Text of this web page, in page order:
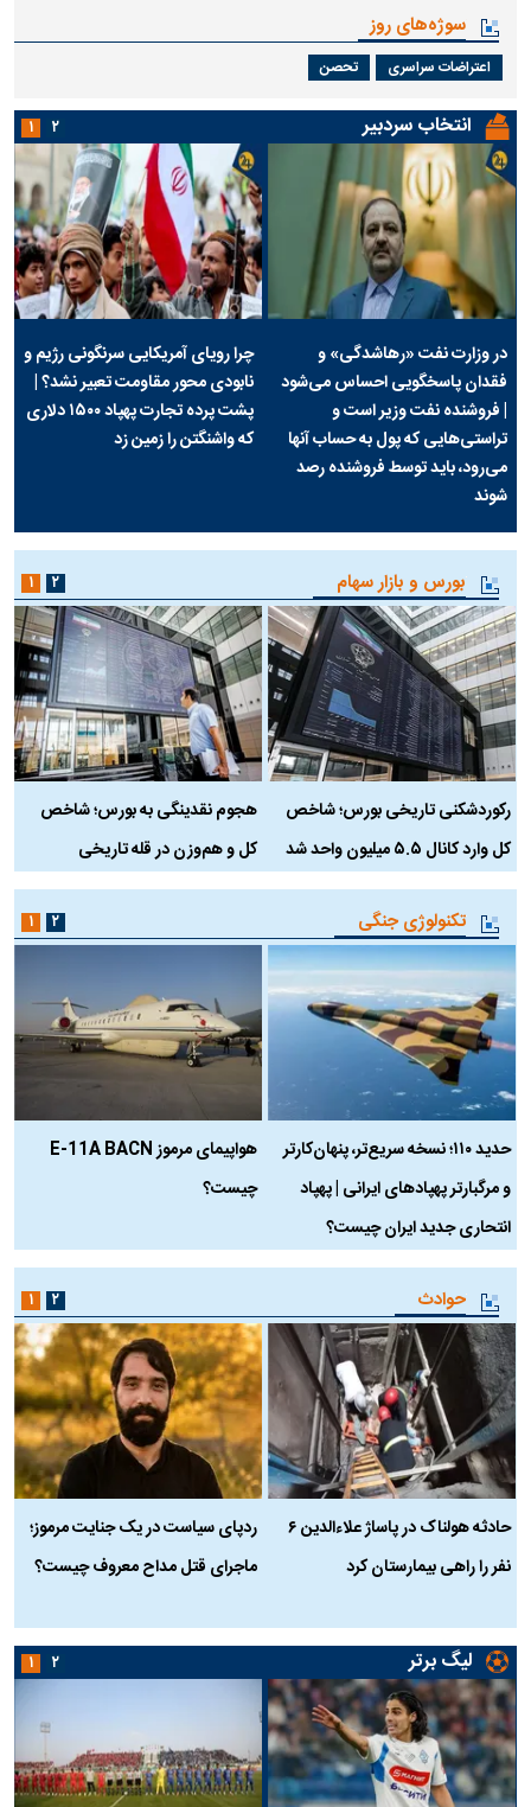
سوژه‌های روز
اعتراضات سراسری تحصن
انتخاب سردبیر
در وزارت نفت «رهاشدگی» و
فقدان پاسخگویی احساس می‌شود
| فروشنده نفت وزیر است و
تراستی‌هایی که پول به حساب آنها
می‌رود، باید توسط فروشنده رصد
شوند
چرا رویای آمریکایی سرنگونی رژیم و
نابودی محور مقاومت تعبیر نشد؟ |
پشت پرده تجارت پهپاد‌ ۱۵۰۰ دلاری
که واشنگتن را زمین زد
۱ ۲
بورس و بازار سهام
رکوردشکنی تاریخی بورس؛ شاخص
کل وارد کانال ۵.۵ میلیون واحد شد
هجوم نقدینگی به بورس؛ شاخص
کل و هم‌وزن در قله تاریخی
۱ ۲
تکنولوژی جنگی
حدید ۱۱۰؛ نسخه سریع‌تر، پنهان‌کارتر
و مرگبارتر پهپادهای ایرانی | پهپاد
انتحاری جدید ایران چیست؟
هواپیمای مرموز E-11A BACN
چیست؟
۱ ۲
حوادث
حادثه هولناک در پاساژ علاءالدین ۶
نفر را راهی بیمارستان کرد
ردپای سیاست در یک جنایت مرموز؛
ماجرای قتل مداح معروف چیست؟
۱ ۲
لیگ برتر ۱ ۲